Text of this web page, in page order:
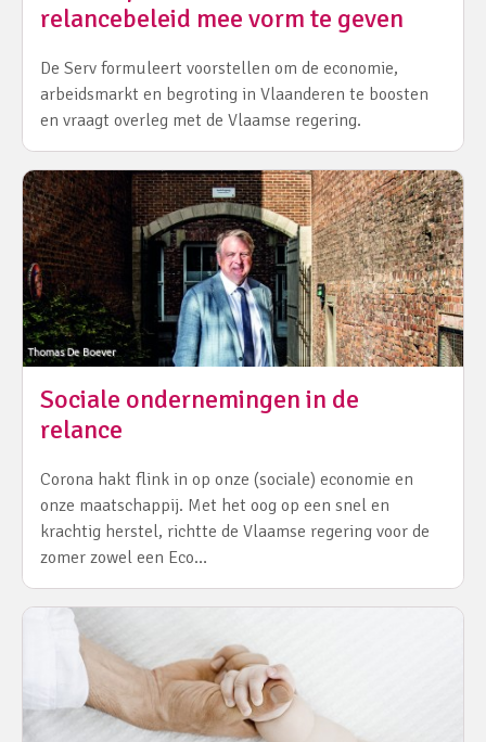
relancebeleid mee vorm te geven
De Serv formuleert voorstellen om de economie,
arbeidsmarkt en begroting in Vlaanderen te boosten
en vraagt overleg met de Vlaamse regering.
Sociale ondernemingen in de
relance
Corona hakt flink in op onze (sociale) economie en
onze maatschappij. Met het oog op een snel en
krachtig herstel, richtte de Vlaamse regering voor de
zomer zowel een Eco…